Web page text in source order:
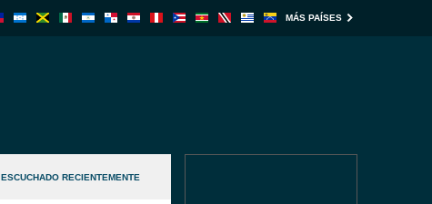
MÁS PAÍSES
ESCUCHADO RECIENTEMENTE